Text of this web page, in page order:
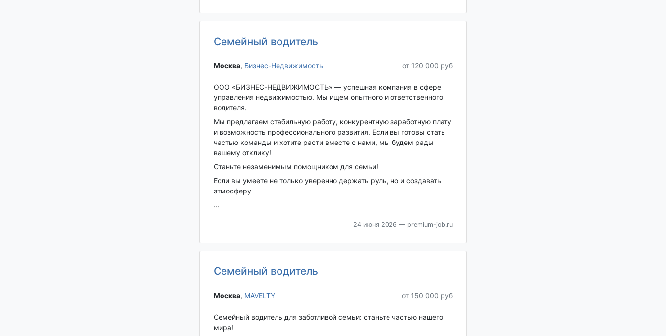
Семейный водитель
Москва‎, Бизнес-Недвижимость от 120 000 руб
ООО «БИЗНЕС-НЕДВИЖИМОСТЬ» — успешная компания в сфере
управления недвижимостью. Мы ищем опытного и ответственного
водителя.
Мы предлагаем стабильную работу, конкурентную заработную плату
и возможность профессионального развития. Если вы готовы стать
частью команды и хотите расти вместе с нами, мы будем рады
вашему отклику!
Станьте незаменимым помощником для семьи!
Если вы умеете не только уверенно держать руль, но и создавать
атмосферу
...
24 июня 2026 — premium-job.ru
Семейный водитель
Москва‎, MAVELTY от 150 000 руб
Семейный водитель для заботливой семьи: станьте частью нашего
мира!